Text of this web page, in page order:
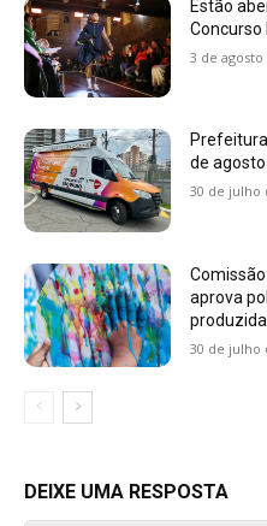
Estão
Concurso
3 de agosto
de
30 de julho
aprova
30 de julho
DEIXE UMA RESPOSTA